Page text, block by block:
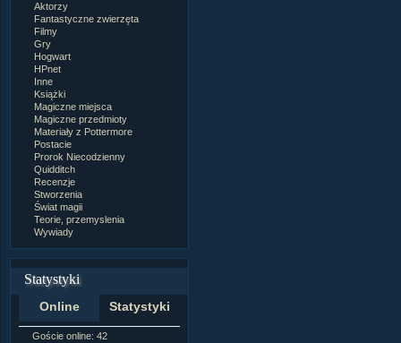
Aktorzy
Fantastyczne zwierzęta
Filmy
Gry
Hogwart
HPnet
Inne
Książki
Magiczne miejsca
Magiczne przedmioty
Materiały z Pottermore
Postacie
Prorok Niecodzienny
Quidditch
Recenzje
Stworzenia
Świat magii
Teorie, przemyslenia
Wywiady
Statystyki
Online Statystyki
Goście online: 42